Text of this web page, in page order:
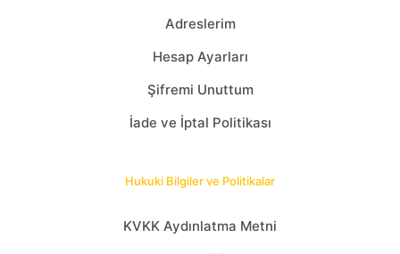
Adreslerim
Hesap Ayarları
Şifremi Unuttum
İade ve İptal Politikası
Hukuki Bilgiler ve Politikalar
KVKK Aydınlatma Metni